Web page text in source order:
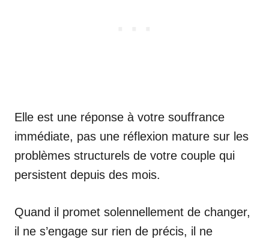
Elle est une réponse à votre souffrance
immédiate, pas une réflexion mature sur les
problèmes structurels de votre couple qui
persistent depuis des mois.
Quand il promet solennellement de changer,
il ne s’engage sur rien de précis, il ne